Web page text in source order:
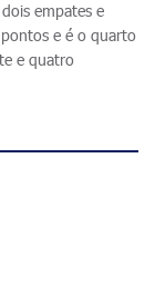
empates e
e é o quarto
e quatro